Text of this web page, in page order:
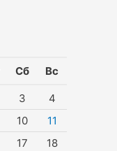
Сб Вс
3
4
10
11
17
18